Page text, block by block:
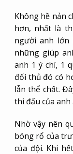
Không hề nản
hơn, nhất là
người anh lớn
những giúp
anh 1 ý chí, 1
đối thủ đó có
lẫn thể chất.
thi đấu của anh
Nhờ vậy nên
bóng rổ của
của đội. Khi